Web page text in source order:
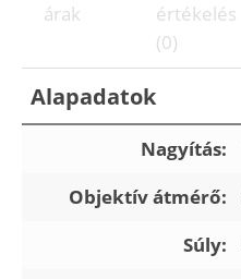
árak
értékelés
(0)
Alapadatok
Nagyítás:
Objektív átmérő:
Súly: